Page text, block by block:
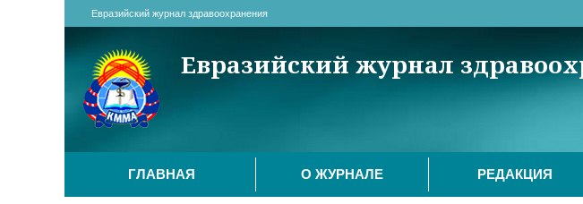
Евразийский журнал
ГЛАВНАЯ О ЖУРНАЛЕ РЕДАКЦИЯ
Евразийский журнал здравоохранения